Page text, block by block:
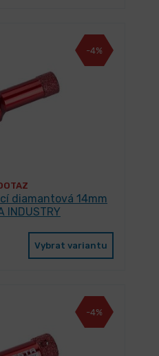
-4%
diamantová 14mm
INDUSTRY
Vybrat variantu
-4%